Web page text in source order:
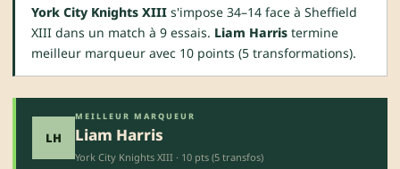
York City Knights XIII s'impose 34–14 face à Sheffield
XIII dans un match à 9 essais. Liam Harris termine
meilleur marqueur avec 10 points (5 transformations).
LH
MEILLEUR MARQUEUR
Liam Harris
York City Knights XIII · 10 pts (5 transfos)